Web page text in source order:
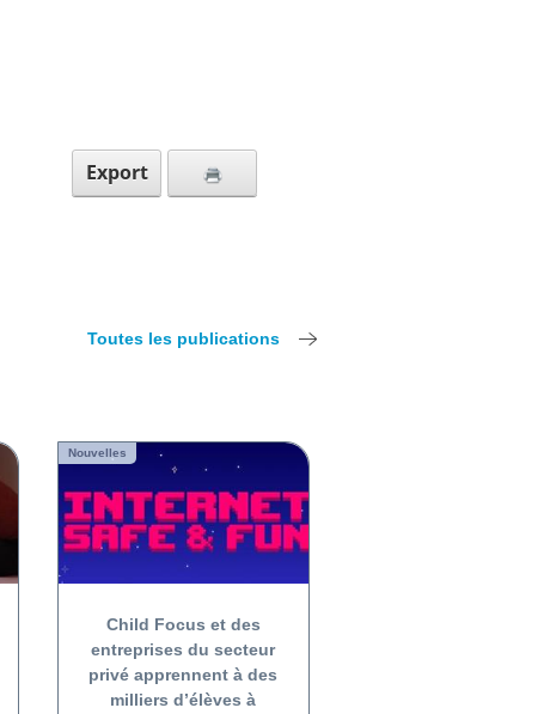
Export
Toutes les publications
Nouvelles
Child Focus et des
entreprises du secteur
privé apprennent à des
milliers d’élèves à